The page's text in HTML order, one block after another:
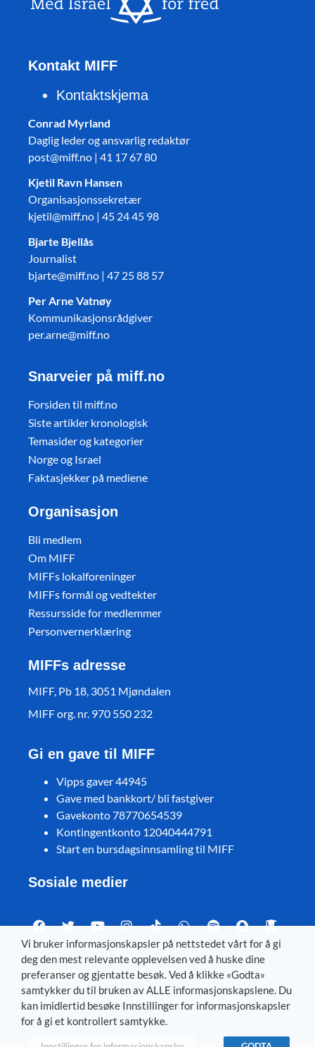
Kontakt MIFF
Kontaktskjema
Conrad Myrland
Daglig leder og ansvarlig redaktør
post@miff.no | 41 17 67 80
Kjetil Ravn Hansen
Organisasjonssekretær
kjetil@miff.no | 45 24 45 98
Bjarte Bjellås
Journalist
bjarte@miff.no | 47 25 88 57
Per Arne Vatnøy
Kommunikasjonsrådgiver
per.arne@miff.no
Snarveier på miff.no
Forsiden til miff.no
Siste artikler kronologisk
Temasider og kategorier
Norge og Israel
Faktasjekker på mediene
Organisasjon
Bli medlem
Om MIFF
MIFFs lokalforeninger
MIFFs formål og vedtekter
Ressursside for medlemmer
Personvernerklæring
MIFFs adresse
MIFF, Pb 18, 3051 Mjøndalen
MIFF org. nr. 970 550 232
Gi en gave til MIFF
Vipps gaver 44945
Gave med bankkort/ bli fastgiver
Gavekonto 78770654539
Kontingentkonto 12040444791
Start en bursdagsinnsamling til MIFF
Sosiale medier
Visit MIFF in other languages
Svenska– Dansk – Deutsch– Íslenska –English
Vi bruker informasjonskapsler på nettstedet vårt for å gi
deg den mest relevante opplevelsen ved å huske dine
preferanser og gjentatte besøk. Ved å klikke «Godta»
samtykker du til bruken av ALLE informasjonskapslene. Du
kan imidlertid besøke Innstillinger for informasjonskapsler
for å gi et kontrollert samtykke.